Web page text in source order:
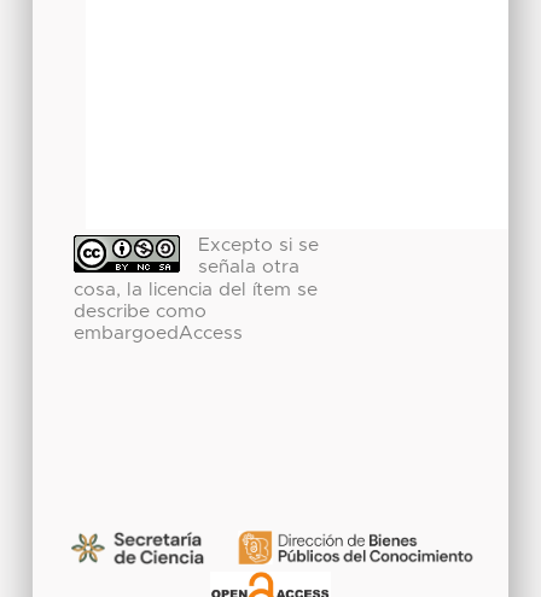
Excepto si se
señala otra
cosa, la licencia del ítem se
describe como
embargoedAccess